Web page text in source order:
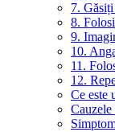
7.
8.
9.
10.
11.
12.
Ce este
Cauzele